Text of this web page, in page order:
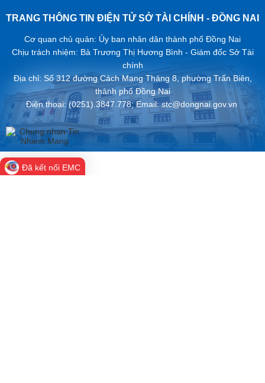
TRANG THÔNG TIN ĐIỆN TỬ SỞ TÀI CHÍNH - ĐỒNG NAI
Cơ quan chủ quản: Ủy ban nhân dân thành phố Đồng Nai
Chịu trách nhiệm: Bà Trương Thị Hương Bình - Giám đốc Sở Tài
chính
Địa chỉ: Số 312 đường Cách Mạng Tháng 8, phường Trấn Biên,
thành phố ​Đồng Nai
Điện thoại: (0251).3847.778; Email: stc@dongnai.gov.vn ​
Đã kết nối EMC